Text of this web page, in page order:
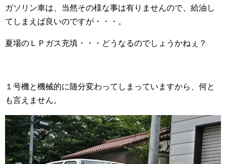
ガソリン車は、当然その様な事は有りませんので、給油し
てしまえば良いのですが・・・。
夏場のＬＰガス充填・・・どうなるのでしょうかねぇ？
１号機と機械的に随分変わってしまっていますから、何と
も言えません。